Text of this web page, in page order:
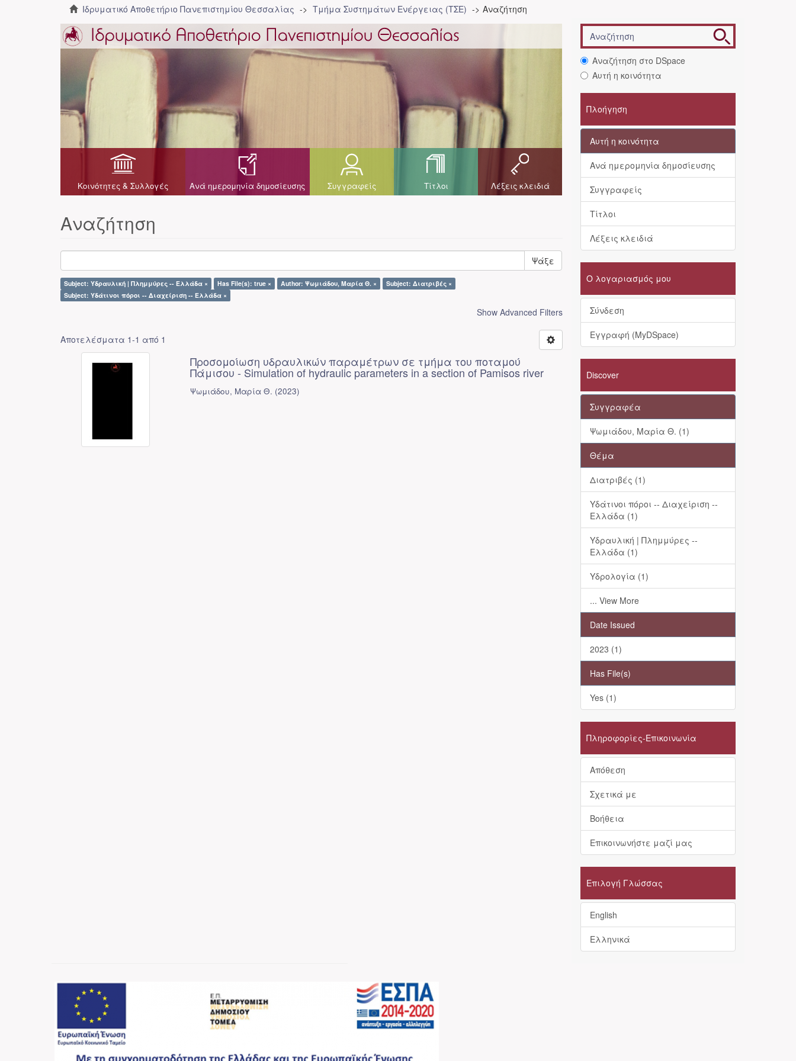
Ιδρυματικό Αποθετήριο Πανεπιστημίου Θεσσαλίας Τμήμα Συστημάτων Ενέργειας (ΤΣΕ) Αναζήτηση
Κοινότητες & Συλλογές Ανά ημερομηνία δημοσίευσης Συγγραφείς Τίτλοι Λέξεις κλειδιά
Αναζήτηση
Ψάξε
Subject: Υδραυλική | Πλημμύρες -- Ελλάδα × Has File(s): true × Author: Ψωμιάδου, Μαρία Θ. ×
Subject: Διατριβές ×
Subject: Υδάτινοι πόροι -- Διαχείριση -- Ελλάδα ×
Show Advanced Filters
Αποτελέσματα 1-1 από 1
Προσομοίωση υδραυλικών παραμέτρων σε τμήμα του ποταμού
Πάμισου - Simulation of hydraulic parameters in a section of Pamisos river
Ψωμιάδου, Μαρία Θ. (2023)
Αναζήτηση στο DSpace
Αυτή η κοινότητα
Πλοήγηση
Αυτή η κοινότητα
Ανά ημερομηνία δημοσίευσης
Συγγραφείς
Τίτλοι
Λέξεις κλειδιά
Ο λογαριασμός μου
Σύνδεση
Εγγραφή (MyDSpace)
Discover
Συγγραφέα
Ψωμιάδου, Μαρία Θ. (1)
Θέμα
Διατριβές (1)
Υδάτινοι πόροι -- Διαχείριση --
Ελλάδα (1)
Υδραυλική | Πλημμύρες --
Ελλάδα (1)
Υδρολογία (1)
... View More
Date Issued
2023 (1)
Has File(s)
Yes (1)
Πληροφορίες-Επικοινωνία
Απόθεση
Σχετικά με
Βοήθεια
Επικοινωνήστε μαζί μας
Επιλογή Γλώσσας
English
Ελληνικά